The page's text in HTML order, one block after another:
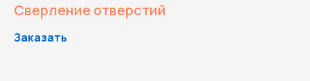
Сверление отверстий
Заказать